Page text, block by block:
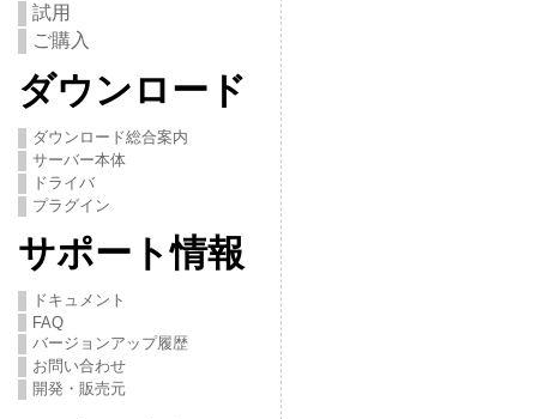
試用
ご購入
ダウンロード
ダウンロード総合案内
サーバー本体
ドライバ
プラグイン
サポート情報
ドキュメント
FAQ
バージョンアップ履歴
お問い合わせ
開発・販売元